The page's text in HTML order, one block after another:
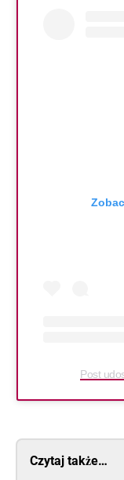
Post
Czytaj także…